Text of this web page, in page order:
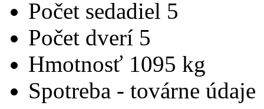
Počet sedadiel 5
Počet dverí 5
Hmotnosť 1095 kg
Spotreba - továrne údaje